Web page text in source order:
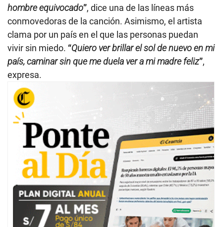
hombre equivocado”, dice una de las líneas más
conmovedoras de la canción. Asimismo, el artista
clama por un país en el que las personas puedan
vivir sin miedo. “Quiero ver brillar el sol de nuevo en mi
país, caminar sin que me duela ver a mi madre feliz”,
expresa.